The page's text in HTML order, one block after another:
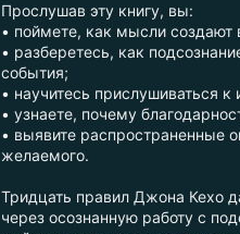
Прослушав эту книгу, вы:
• поймете, как мысли создают
• разберетесь, как
события;
• научитесь прислушиваться к
• узнаете, почему
• выявите распространенные
желаемого.
Тридцать правил Джона Кехо
через осознанную работу с